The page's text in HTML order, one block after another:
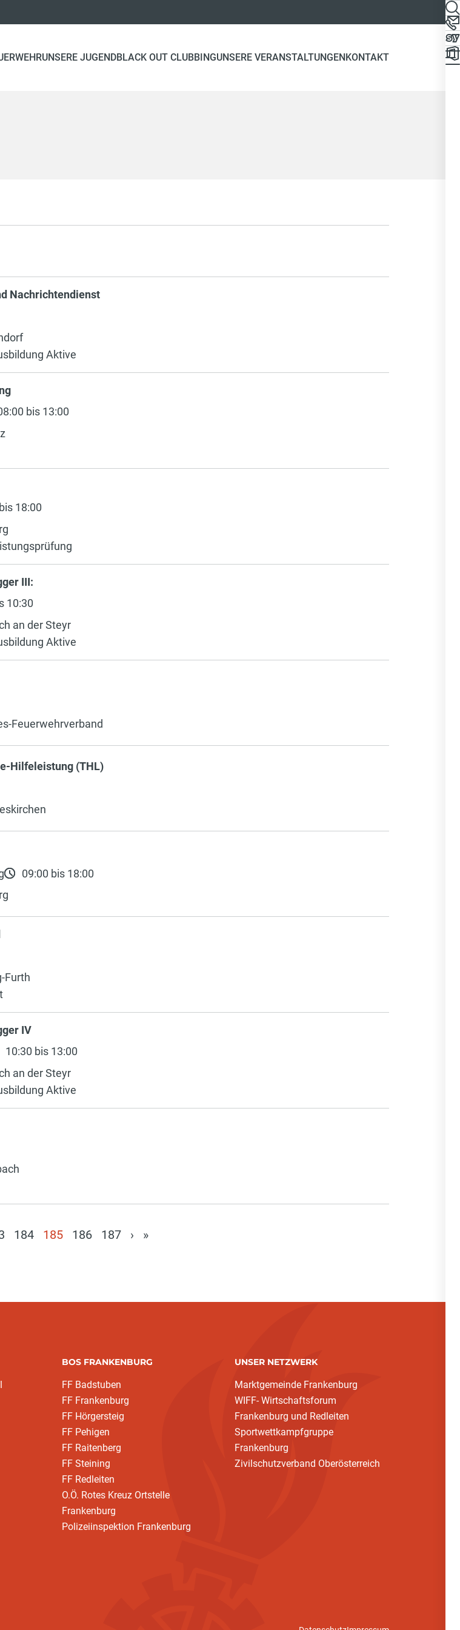
UNSERE JUGENDBLACK OUT CLUBBINGUNSERE VERANSTALTUNGENKONTAKT
Nachrichtendienst
Aktive
bis 13:00
18:00
III:
10:30
an der Steyr
Aktive
Feuerwehrverband
Hilfeleistung (THL)
09:00 bis 18:00
Furth
IV
10:30 bis 13:00
an der Steyr
Aktive
184 185 186 187 › »
BOS FRANKENBURG
FF Badstuben
FF Frankenburg
FF Hörgersteig
FF Pehigen
FF Raitenberg
FF Steining
FF Redleiten
O.Ö. Rotes Kreuz Ortstelle
Frankenburg
Polizeiinspektion Frankenburg
UNSER NETZWERK
Marktgemeinde Frankenburg
WIFF- Wirtschaftsforum
Frankenburg und Redleiten
Sportwettkampfgruppe
Frankenburg
Zivilschutzverband Oberösterreich